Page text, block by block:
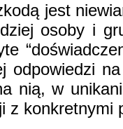
jest
osoby i
odpowiedzi
nią, w
z konkretnymi